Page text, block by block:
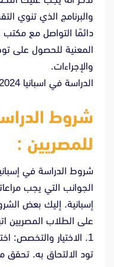
والبرنامج الذي تنوي
دائمًا التواصل مع
المعنية للحصول على
والإجراءات.
الدراسة في اسبانيا 2024
شروط
للمصريين :
شروط الدراسة في
الجوانب التي يجب
إسبانية. إليك بعض
على الطلاب المصريين
1. الاختيار والتخصص:
تود الالتحاق به. تحقق